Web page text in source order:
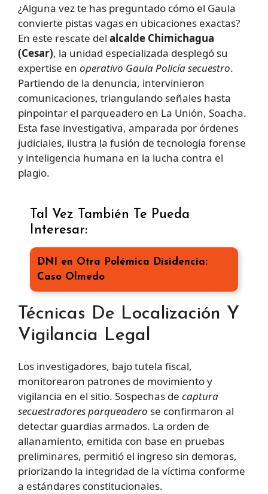
¿Alguna vez te has preguntado cómo el Gaula
convierte pistas vagas en ubicaciones exactas?
En este rescate del alcalde Chimichagua
(Cesar), la unidad especializada desplegó su
expertise en operativo Gaula Policía secuestro.
Partiendo de la denuncia, intervinieron
comunicaciones, triangulando señales hasta
pinpointar el parqueadero en La Unión, Soacha.
Esta fase investigativa, amparada por órdenes
judiciales, ilustra la fusión de tecnología forense
y inteligencia humana en la lucha contra el
plagio.
Tal Vez También Te Pueda
Interesar:
DNI en Otra Polémica Disidencia:
Caso Olmedo
Técnicas De Localización Y
Vigilancia Legal
Los investigadores, bajo tutela fiscal,
monitorearon patrones de movimiento y
vigilancia en el sitio. Sospechas de captura
secuestradores parqueadero se confirmaron al
detectar guardias armados. La orden de
allanamiento, emitida con base en pruebas
preliminares, permitió el ingreso sin demoras,
priorizando la integridad de la víctima conforme
a estándares constitucionales.